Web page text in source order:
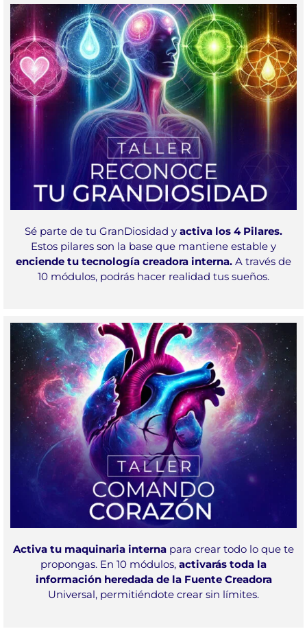
Sé parte de tu GranDiosidad y activa los 4 Pilares.
Estos pilares son la base que mantiene estable y
enciende tu tecnología creadora interna. A través de
10 módulos, podrás hacer realidad tus sueños.
Activa tu maquinaria interna para crear todo lo que te
propongas. En 10 módulos, activarás toda la
información heredada de la Fuente Creadora
Universal, permitiéndote crear sin límites.